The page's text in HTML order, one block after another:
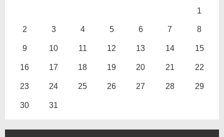
1
2 3 4 5 6 7 8
9 10 11 12 13 14 15
16 17 18 19 20 21 22
23 24 25 26 27 28 29
30 31